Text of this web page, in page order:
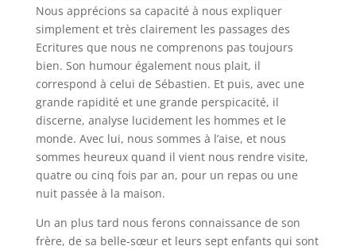
Nous apprécions sa capacité à nous expliquer
simplement et très clairement les passages des
Ecritures que nous ne comprenons pas toujours
bien. Son humour également nous plait, il
correspond à celui de Sébastien. Et puis, avec une
grande rapidité et une grande perspicacité, il
discerne, analyse lucidement les hommes et le
monde. Avec lui, nous sommes à l’aise, et nous
sommes heureux quand il vient nous rendre visite,
quatre ou cinq fois par an, pour un repas ou une
nuit passée à la maison.
Un an plus tard nous ferons connaissance de son
frère, de sa belle-sœur et leurs sept enfants qui sont